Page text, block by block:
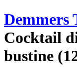
Demmers
Cocktail
bustine